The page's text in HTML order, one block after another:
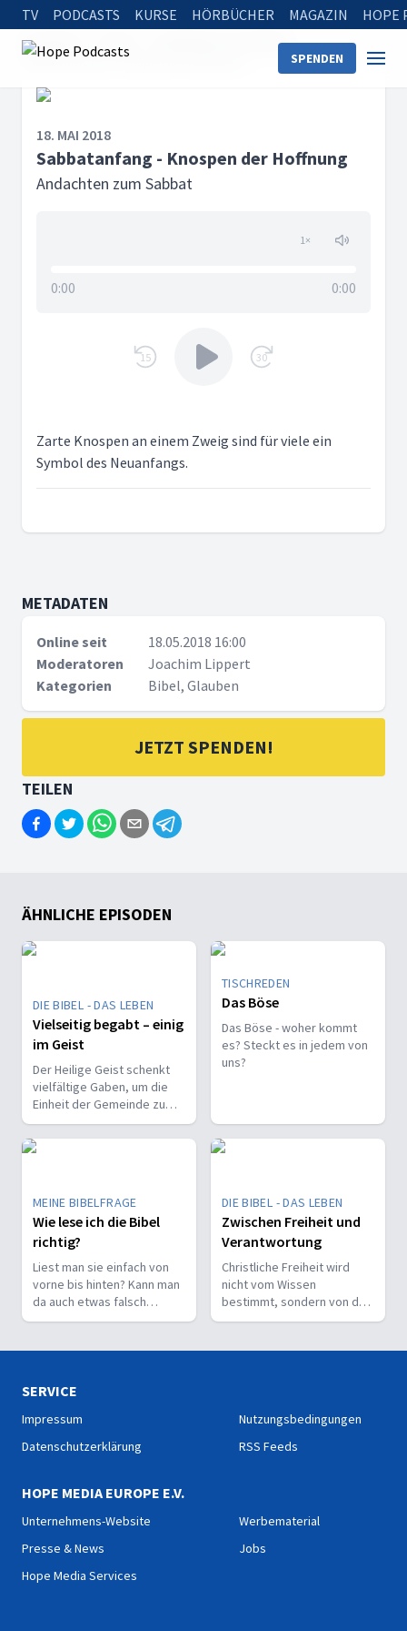
TV PODCASTS KURSE HÖRBÜCHER MAGAZIN HOPE
SPENDEN
Startseite
Andachten zum Sabbat
Sabbatanfang - Knospen der Hoffnung
18. MAI 2018
Sabbatanfang - Knospen der Hoffnung
Andachten zum Sabbat
1×
0:00 0:00
15 30
Zarte Knospen an einem Zweig sind für viele ein
Symbol des Neuanfangs.
METADATEN
Online seit
18.05.2018 16:00
Moderatoren
Joachim Lippert
Kategorien
Bibel, Glauben
JETZT SPENDEN!
TEILEN
ÄHNLICHE EPISODEN
DIE BIBEL - DAS LEBEN
Vielseitig begabt – einig
im Geist
Der Heilige Geist schenkt
vielfältige Gaben, um die
Einheit der Gemeinde zu
stärken und sie zu
befähigen, Christus vor den
Menschen zu bekennen.
TISCHREDEN
Das Böse
Das Böse - woher kommt
es? Steckt es in jedem von
uns?
MEINE BIBELFRAGE
Wie lese ich die Bibel
richtig?
Liest man sie einfach von
vorne bis hinten? Kann man
da auch etwas falsch
machen? Wie interpretiert
DIE BIBEL - DAS LEBEN
Zwischen Freiheit und
Verantwortung
Christliche Freiheit wird
nicht vom Wissen
bestimmt, sondern von der
Beziehung zum Nächsten –
SERVICE
Impressum
Datenschutzerklärung
Nutzungsbedingungen
RSS Feeds
HOPE MEDIA EUROPE E.V.
Unternehmens-Website
Presse & News
Hope Media Services
Werbematerial
Jobs